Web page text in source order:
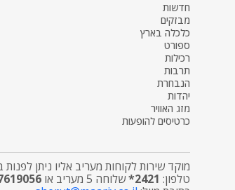
חדשות
מבזקים
כלכלה בארץ
ספורט
רכילות
תרבות
הנבחרת
יהדות
מזג האוויר
כרטיסים להופעות
מוקד שירות לקוחות מעריב אליו ניתן
טלפון: 2421* שלוחה 5 מעריב או